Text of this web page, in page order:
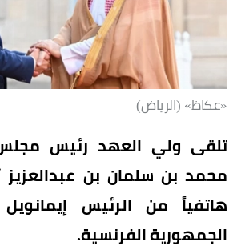
«عكاظ» (الرياض)
تلقى ولي العهد رئيس مجلس
محمد بن سلمان بن عبدالعزيز
هاتفياً من الرئيس
الجمهورية الفرنسية.